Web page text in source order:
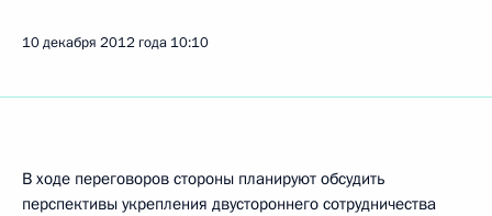
10 декабря 2012 года 10:10
В ходе переговоров стороны планируют обсудить
перспективы укрепления двустороннего сотрудничества